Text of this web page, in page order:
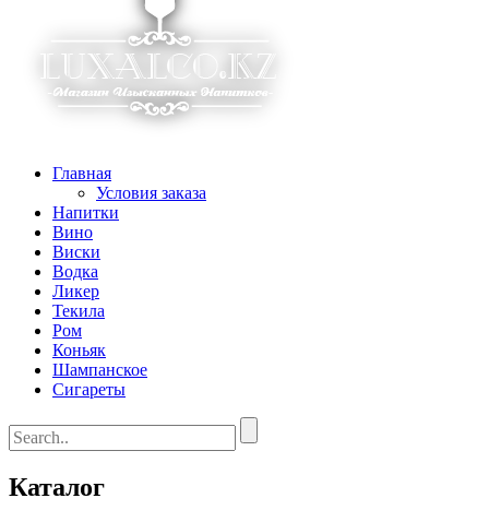
Главная
Условия заказа
Напитки
Вино
Виски
Водка
Ликер
Текила
Ром
Коньяк
Шампанское
Сигареты
Каталог